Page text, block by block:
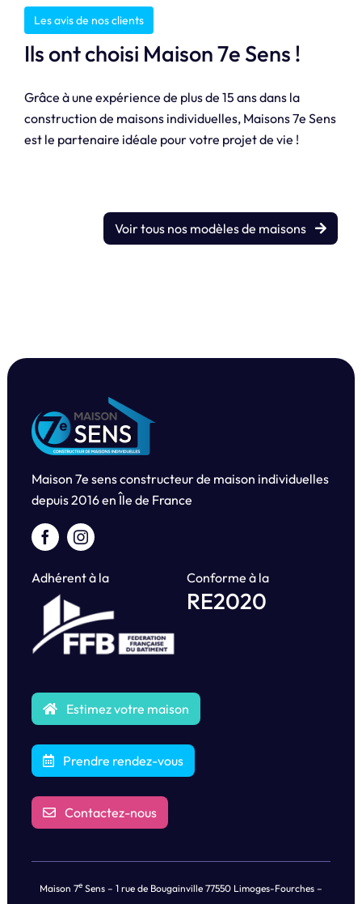
Les avis de nos clients
Ils ont choisi Maison 7e Sens !
Grâce à une expérience de plus de 15 ans dans la
construction de maisons individuelles, Maisons 7e Sens
est le partenaire idéale pour votre projet de vie !
Voir tous nos modèles de maisons
Maison 7e sens constructeur de maison individuelles
depuis2016 en Île de France
Adhérent à la Conforme à la
RE2020
Estimez votre maison
Prendre rendez-vous
Contactez-nous
Maison 7e Sens – 1 rue de Bougainville 77550 Limoges-Fourches –